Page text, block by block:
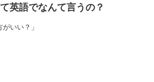
英語でなんて言うの？
いい？」